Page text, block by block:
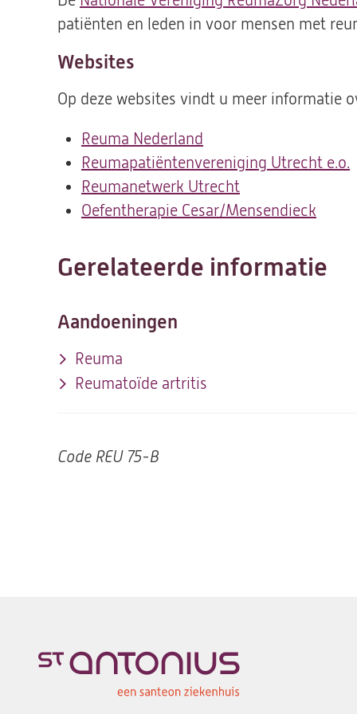
patiënten en leden in voor mensen met
Websites
Op deze websites vindt u meer informatie
Reuma Nederland
in
een
nieuwe
Reumapatiëntenvereniging Utrecht e.o.
Reumanetwerk Utrecht
in
nieuwe
Oefentherapie Cesar/Mensendieck
een
Gerelateerde informatie
Aandoeningen
Reuma
Reumatoïde artritis
Code REU 75-B